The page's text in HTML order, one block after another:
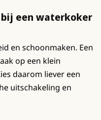
een waterkoker
en schoonmaken. Een
op een klein
daarom liever een
uitschakeling en